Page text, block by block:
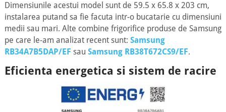
Dimensiunile acestui model sunt de 59.5 x 65.8 x 203 cm,
instalarea putand sa fie facuta intr-o bucatarie cu dimensiuni
medii sau mari. Alte combine frigorifice produse de Samsung
pe care le-am analizat recent sunt: Samsung
RB34A7B5DAP/EF sau Samsung RB38T672CS9/EF.
Eficienta energetica si sistem de racire